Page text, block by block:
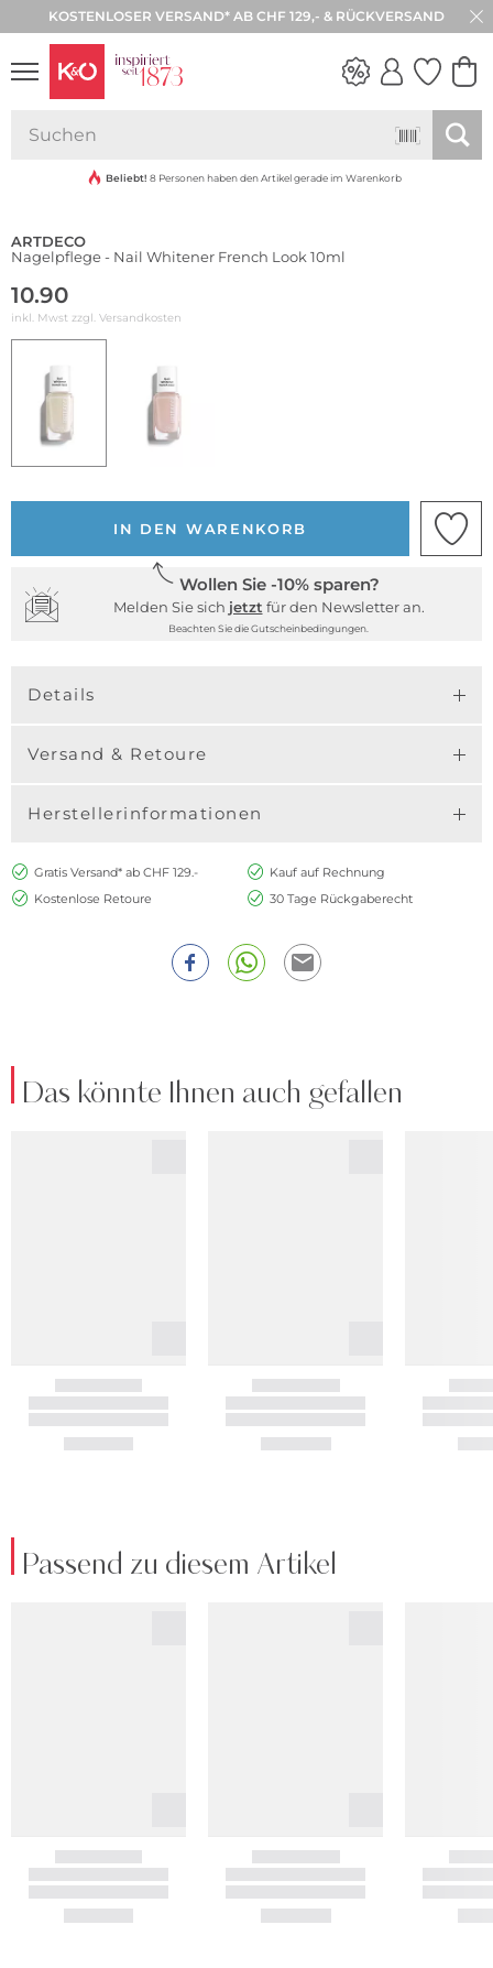
KOSTENLOSER VERSAND* AB CHF 129,- & RÜCKVERSAND
VIBES
Beliebt! 8 Personen haben den Artikel gerade im Warenkorb
ARTDECO
Nagelpflege - Nail Whitener French Look 10ml
10.90
inkl. Mwst zzgl. Versandkosten
IN DEN WARENKORB
Wollen Sie -10% sparen?
Melden Sie sich jetzt für den Newsletter an.
Beachten Sie die Gutscheinbedingungen.
Details
Versand & Retoure
Herstellerinformationen
Gratis Versand* ab CHF 129.-
Kauf auf Rechnung
Kostenlose Retoure
30 Tage Rückgaberecht
Das könnte Ihnen auch gefallen
Passend zu diesem Artikel